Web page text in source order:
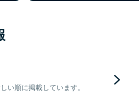
い順に掲載しています。